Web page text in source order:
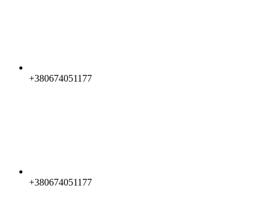
+380674051177
+380674051177